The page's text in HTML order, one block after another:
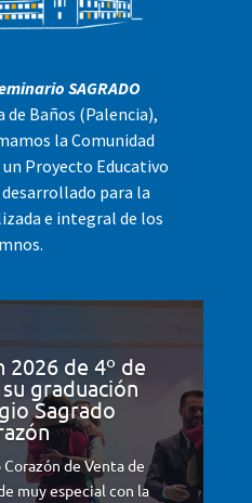
SAGRADO
de Baños (Palencia),
la Comunidad
Proyecto Educativo
para la
e integral de los
2026 de 4º de
graduación
Sagrado
de Venta de
muy especial con la